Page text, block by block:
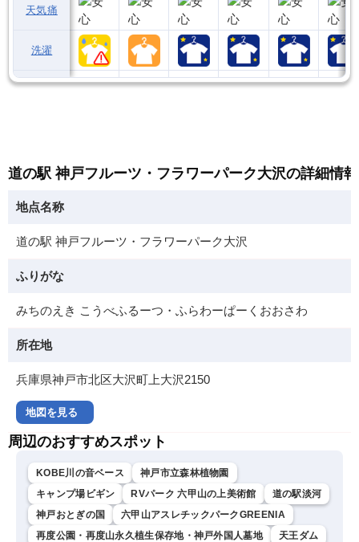
天気痛
洗濯
道の駅 神戸フルーツ・フラワーパーク大沢の詳細情報
地点名称
道の駅 神戸フルーツ・フラワーパーク大沢
ふりがな
みちのえき こうべふるーつ・ふらわーぱーくおおさわ
所在地
兵庫県神戸市北区大沢町上大沢2150
地図を見る
周辺のおすすめスポット
KOBE川の音ベース
神戸市立森林植物園
キャンプ場ビギン
RVパーク 六甲山の上美術館
道の駅淡河
神戸おとぎの国
六甲山アスレチックパークGREENIA
再度公園・再度山永久植生保存地・神戸外国人墓地
天王ダム